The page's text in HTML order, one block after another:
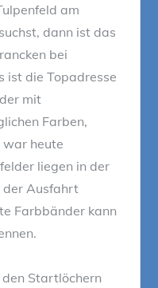
am
dann ist das
bei
ist die Topadresse
mit
Farben,
war heute
liegen in der
der Ausfahrt
Farbbänder kann
Startlöchern